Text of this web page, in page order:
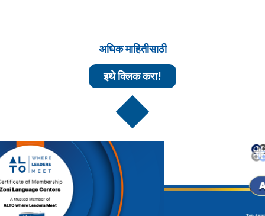
अधिक माहितीसाठी
इथे क्लिक करा!